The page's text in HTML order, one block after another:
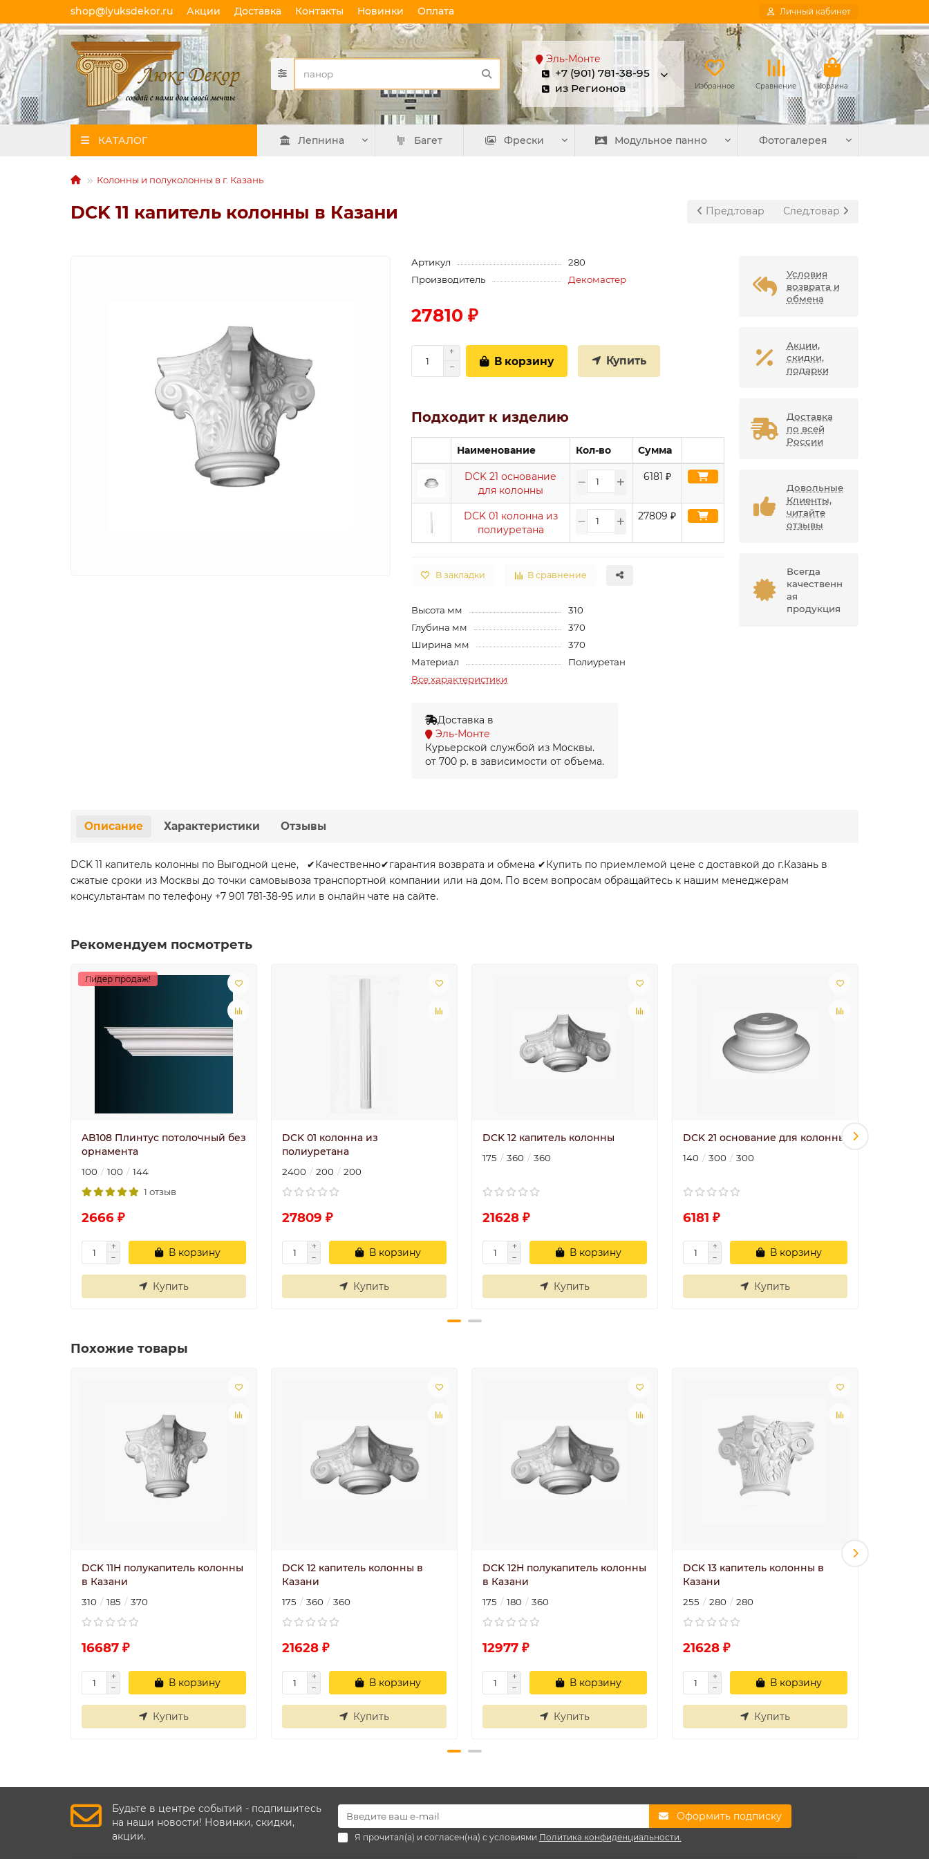
shop@lyuksdekor.ru Акции Доставка Контакты Новинки Оплата Личный кабинет
Эль-Монте
+7 (901) 781-38-95
из Регионов
Избранное Сравнение Корзина
КАТАЛОГ Лепнина Багет Фрески Модульное панно Фотогалерея
Колонны и полуколонны в г. Казань
Пред.товар След.товар
DCK 11 капитель колонны в Казани
Артикул
280
Производитель
Декомастер
27810 ₽
В корзину Купить
Подходит к изделию
Наименование Кол-во Сумма
DCK 21 основание
для колонны
6181 ₽
DCK 01 колонна из
полиуретана
27809 ₽
В закладки В сравнение
Высота мм
310
Глубина мм
370
Ширина мм
370
Материал
Полиуретан
Все характеристики
Доставка в
Эль-Монте
Курьерской службой из Москвы.
от 700 р. в зависимости от объема.
Условия
возврата и
обмена
Акции,
скидки,
подарки
Доставка
по всей
России
Довольные
Клиенты,
читайте
отзывы
Всегда
качественн
ая
продукция
Описание Характеристики Отзывы
DCK 11 капитель колонны по Выгодной цене, ✔Качественно✔гарантия возврата и обмена ✔Купить по приемлемой цене с доставкой до г.Казань в
сжатые сроки из Москвы до точки самовывоза транспортной компании или на дом. По всем вопросам обращайтесь к нашим менеджерам
консультантам по телефону +7 901 781-38-95 или в онлайн чате на сайте.
Рекомендуем посмотреть
Лидер продаж!
AB108 Плинтус потолочный без
орнамента
100 100
144
1 отзыв
2666 ₽
В корзину
Купить
DCK 01 колонна из
полиуретана
2400 200 200
27809 ₽
В корзину
Купить
DCK 12 капитель колонны
175 360 360
21628 ₽
В корзину
Купить
DCK 21 основание для колонны
140 300 300
6181 ₽
В корзину
Купить
Похожие товары
DCK 11H полукапитель колонны
в Казани
310 185 370
16687 ₽
В корзину
Купить
DCK 12 капитель колонны в
Казани
175 360 360
21628 ₽
В корзину
Купить
DCK 12H полукапитель колонны
в Казани
175 180 360
12977 ₽
В корзину
Купить
DCK 13 капитель колонны в
Казани
255 280 280
21628 ₽
В корзину
Купить
Будьте в центре событий - подпишитесь
на наши новости! Новинки, скидки,
акции.
Оформить подписку
Я прочитал(а) и согласен(на) с условиями Политика конфиденциальности.